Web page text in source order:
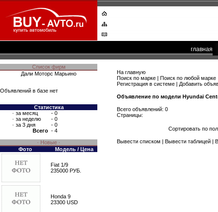
главная
Список фирм
Дали Моторс Марьино
Объявлений в базе нет
Статистика
· за месяц
- 0
· за неделю
- 0
· за 3 дня
- 0
Всего - 4
· Новые ·
Фото
Модель / Цена
Fiat 1/9
235000 РУБ.
Honda 9
23300 USD
На главную
Поиск по марке | Поиск по любой марке
Регистрация в системе | Добавить
Объявление по модели Hyundai
Всего объявлений: 0
Страницы:
Сортировать по
Вывести списком | Вывести таблицей |